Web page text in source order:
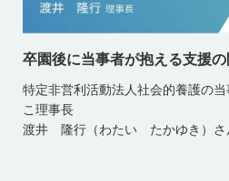
卒園後に当事者が抱える支援
特定非営利活動法人社会的養護の
こ理事長
渡井 隆行（わたい たかゆき）さ